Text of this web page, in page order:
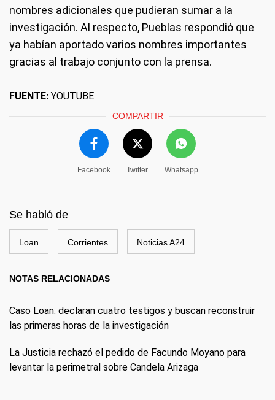
nombres adicionales que pudieran sumar a la
investigación. Al respecto, Pueblas respondió que
ya habían aportado varios nombres importantes
gracias al trabajo conjunto con la prensa.
FUENTE: YOUTUBE
COMPARTIR
Facebook Twitter Whatsapp
Se habló de
Loan Corrientes Noticias A24
NOTAS RELACIONADAS
Caso Loan: declaran cuatro testigos y buscan reconstruir
las primeras horas de la investigación
La Justicia rechazó el pedido de Facundo Moyano para
levantar la perimetral sobre Candela Arizaga